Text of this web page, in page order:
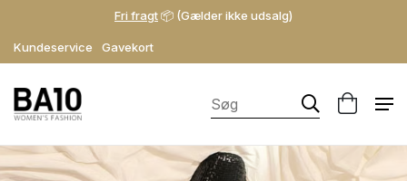
Kundeservice Gavekort
Fri fragt📦 (Gælder ikke udsalg)